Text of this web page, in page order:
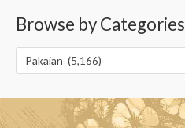
Browse by Categories
Pakaian (5,166)